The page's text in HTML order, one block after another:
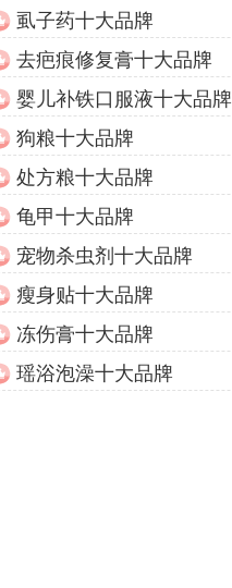
虱子药十大品牌
去疤痕修复膏十大品牌
婴儿补铁口服液十大品牌
狗粮十大品牌
处方粮十大品牌
龟甲十大品牌
宠物杀虫剂十大品牌
瘦身贴十大品牌
冻伤膏十大品牌
瑶浴泡澡十大品牌